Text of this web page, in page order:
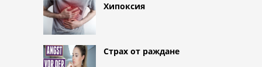
Хипоксия
Страх от раждане